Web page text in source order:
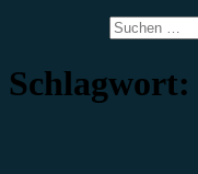
Suchen
nach:
Schlagwort: